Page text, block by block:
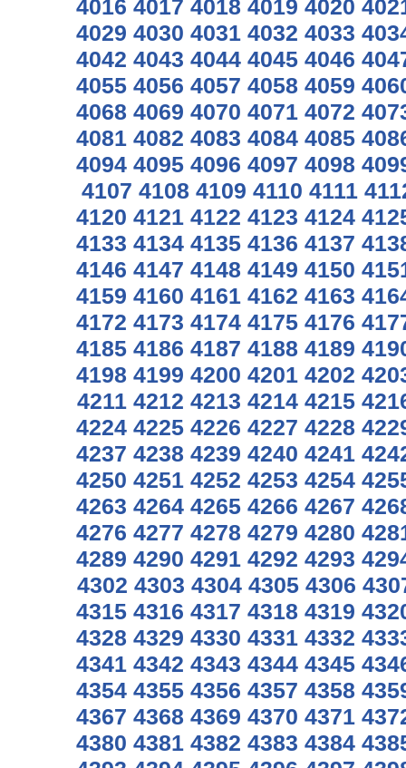
4016 4017 4018 4019 4020
4029 4030 4031 4032 4033
4042 4043 4044 4045 4046
4055 4056 4057 4058 4059
4068 4069 4070 4071 4072
4081 4082 4083 4084 4085
4094 4095 4096 4097 4098
4107 4108 4109 4110 4111
4120 4121 4122 4123 4124
4133 4134 4135 4136 4137
4146 4147 4148 4149 4150
4159 4160 4161 4162 4163
4172 4173 4174 4175 4176
4185 4186 4187 4188 4189
4198 4199 4200 4201 4202
4211 4212 4213 4214 4215
4224 4225 4226 4227 4228
4237 4238 4239 4240 4241
4250 4251 4252 4253 4254
4263 4264 4265 4266 4267
4276 4277 4278 4279 4280
4289 4290 4291 4292 4293
4302 4303 4304 4305 4306
4315 4316 4317 4318 4319
4328 4329 4330 4331 4332
4341 4342 4343 4344 4345
4354 4355 4356 4357 4358
4367 4368 4369 4370 4371
4380 4381 4382 4383 4384